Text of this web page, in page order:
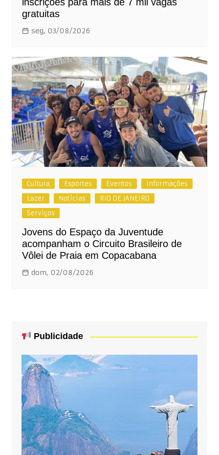
gratuitas
seg, 03/08/2026
Cultura Esportes Eventos
Informações
Lazer
Notícias
RIO DE JANEIRO
Serviços
Jovens do Espaço da Juventude
acompanham o Circuito Brasileiro de
Vôlei de Praia em Copacabana
dom, 02/08/2026
Publicidade